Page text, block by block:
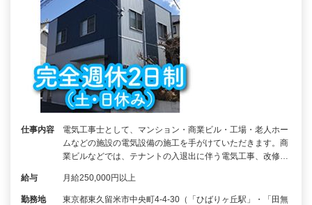
仕事内容
電気工事士として、マンション・商業ビル・工場・老人ホー
ムなどの施設の電気設備の施工を手がけていただきます。商
業ビルなどでは、テナントの入退出に伴う電気工事、改修…
給与 月給250,000円以上
勤務地
東京都東久留米市中央町4-4-30（「ひばりヶ丘駅」・「田無